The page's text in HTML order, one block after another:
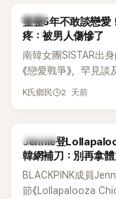
韓星
整整5年不敢談戀
疼：被男人傷慘了
南韓女團SISTAR出
《戀愛戰爭》，罕見
年沒有談戀愛，更
K氏鄉民 2 天前
K-POP
Jennie登
韓網補刀：別再拿
BLACKPINK成員
節《Lollapalooza